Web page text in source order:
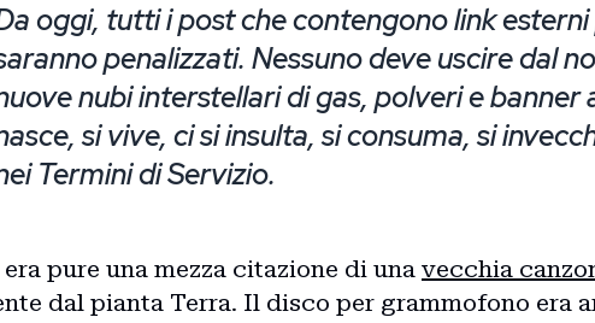
oggi, tutti i post che contengono link
penalizzati. Nessuno deve uscire dal
nubi interstellari di gas, polveri e banner
si vive, ci si insulta, si consuma, si
Termini di Servizio.
pure una mezza citazione di una vecchia
dal pianta Terra. Il disco per grammofono era